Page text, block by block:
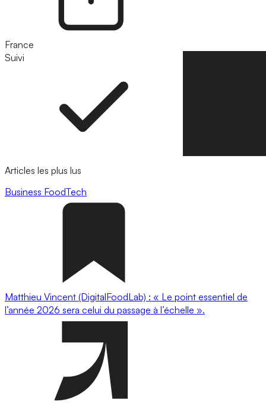
France
Suivi
Articles les plus lus
Business FoodTech
Matthieu Vincent (DigitalFoodLab) : « Le point essentiel de
l’année 2026 sera celui du passage à l’échelle ».